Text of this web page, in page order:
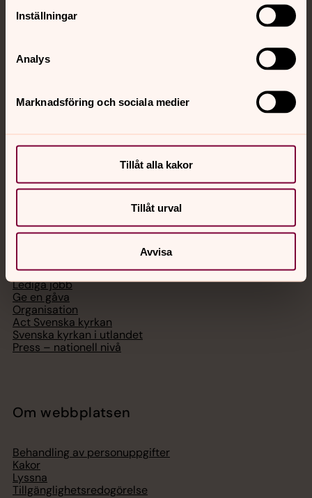
Inställningar
Analys
Marknadsföring och sociala medier
Tillåt alla kakor
Tillåt urval
Avvisa
Akut samtals- och krisstöd. Prata eller chatta anonymt
Digitalt brev
Telefon 112
Bli medlem
Lediga jobb
Ge en gåva
Organisation
Act Svenska kyrkan
Svenska kyrkan i utlandet
Press – nationell nivå
Om webbplatsen
Behandling av personuppgifter
Kakor
Lyssna
Tillgänglighetsredogörelse